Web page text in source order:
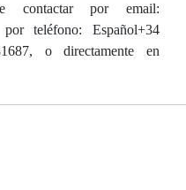
contactar por email:
por teléfono: Español+34
o directamente en